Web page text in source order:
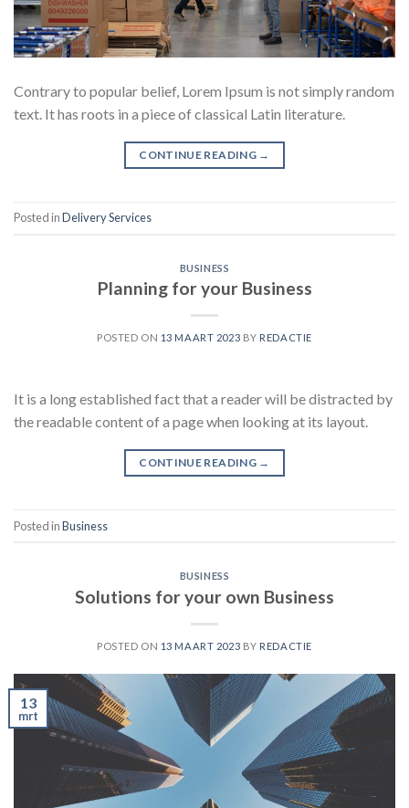
Contrary to popular belief, Lorem Ipsum is not simply random
text. It has roots in a piece of classical Latin literature.
CONTINUE READING →
Posted inDelivery Services
BUSINESS
Planning for your Business
POSTED ON 13 MAART 2023 BY REDACTIE
It is a long established fact that a reader will be distracted by
the readable content of a page when looking at its layout.
CONTINUE READING →
Posted inBusiness
BUSINESS
Solutions for your own Business
POSTED ON 13 MAART 2023 BY REDACTIE
13
mrt